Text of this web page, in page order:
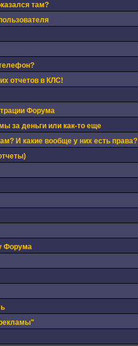
там?
отчетов в КЛС!
Форума
за деньги или как-то еще
И какие вообще у них есть права?
Форума